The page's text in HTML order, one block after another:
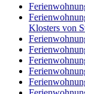
Klosters von